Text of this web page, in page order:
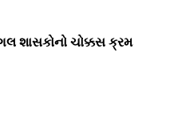
શાસકોનો ચોક્કસ ક્રમ